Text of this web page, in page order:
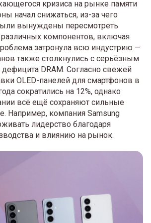
кризиса на рынке памяти
начал снижаться, из-за чего
вынуждены пересмотреть
компонентов, включая
затронула всю индустрию —
также столкнулись с серьёзным
DRAM. Согласно свежей
OLED-панелей для смартфонов в
сократились на 12%, однако
всё ещё сохраняют сильные
Например, компания Samsung
лидерство благодаря
и влиянию на рынок.